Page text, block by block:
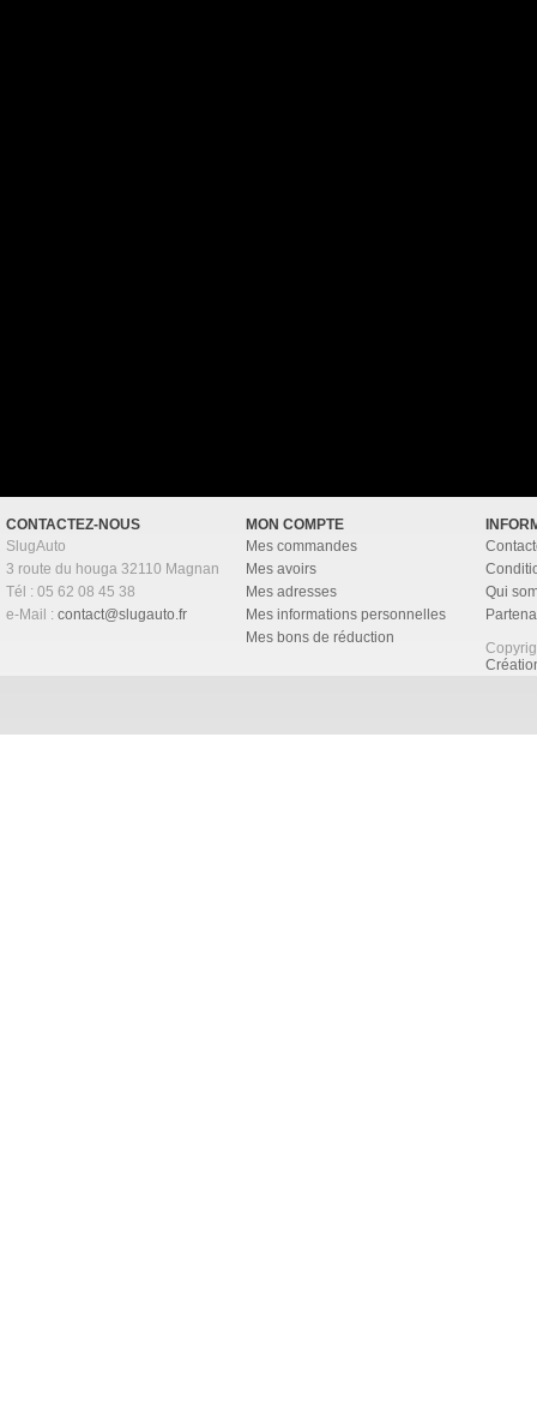
CONTACTEZ-NOUS
SlugAuto
3 route du houga 32110 Magnan
Tél : 05 62 08 45 38
e-Mail : contact@slugauto.fr
MON COMPTE
Mes commandes
Mes avoirs
Mes adresses
Mes informations personnelles
Mes bons de réduction
Qui